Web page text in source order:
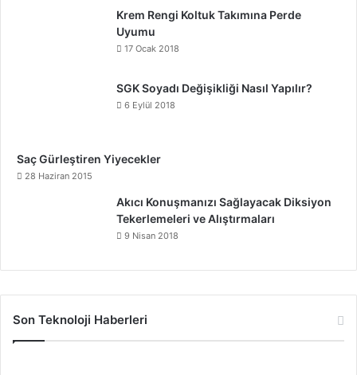
Krem Rengi Koltuk Takımına Perde
Uyumu
17 Ocak 2018
SGK Soyadı Değişikliği Nasıl Yapılır?
6 Eylül 2018
Saç Gürleştiren Yiyecekler
28 Haziran 2015
Akıcı Konuşmanızı Sağlayacak Diksiyon
Tekerlemeleri ve Alıştırmaları
9 Nisan 2018
Son Teknoloji Haberleri